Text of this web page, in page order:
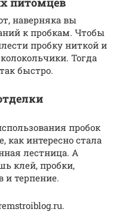
наверняка вы
к пробкам. Чтобы
пробку ниткой и
Тогда
быстро.
пробок
интересно стала
лестница. А
клей, пробки,
терпение.